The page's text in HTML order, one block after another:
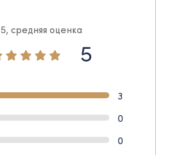
5, средняя оценка
5
3
0
0